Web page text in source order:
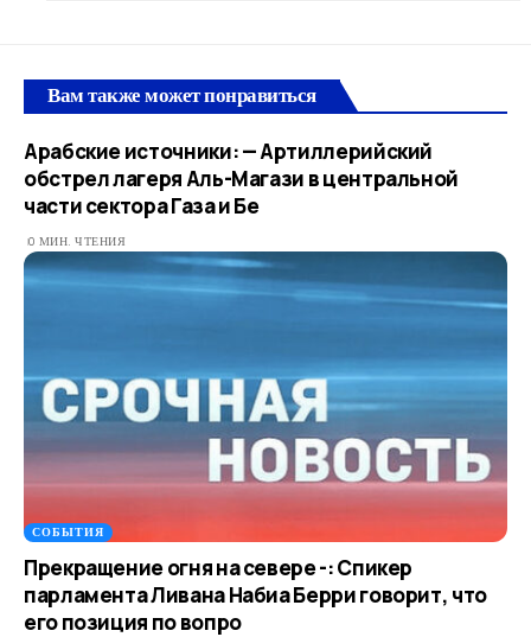
Вам также может понравиться
Арабские источники: — Артиллерийский
обстрел лагеря Аль-Магази в центральной
части сектора Газа и Бе
0 МИН. ЧТЕНИЯ
СОБЫТИЯ
Прекращение огня на севере -: Спикер
парламента Ливана Набиа Берри говорит, что
его позиция по вопро